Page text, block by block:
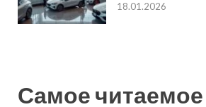
18.01.2026
Самое читаемое